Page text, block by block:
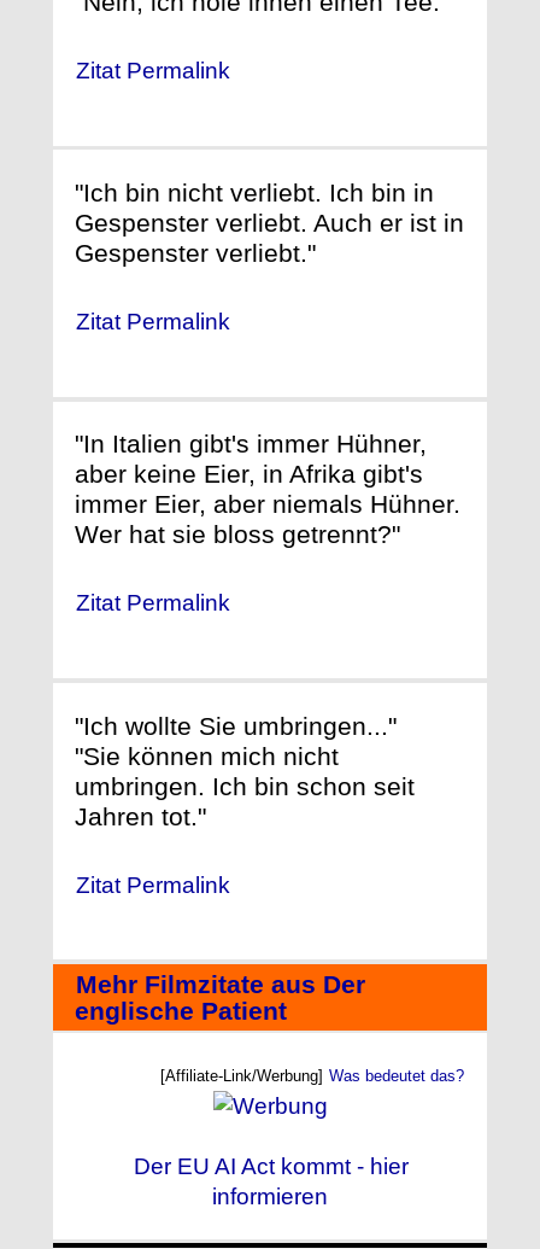
Zitat Permalink
"Ich bin nicht verliebt. Ich bin in
Gespenster verliebt. Auch er ist in
Gespenster verliebt."
Zitat Permalink
"In Italien gibt's immer Hühner,
aber keine Eier, in Afrika gibt's
immer Eier, aber niemals Hühner.
Wer hat sie bloss getrennt?"
Zitat Permalink
"Ich wollte Sie umbringen..."
"Sie können mich nicht
umbringen. Ich bin schon seit
Jahren tot."
Zitat Permalink
Mehr Filmzitate aus Der
englische Patient
[Affiliate-Link/Werbung] Was bedeutet das?
Der EU AI Act kommt - hier
informieren